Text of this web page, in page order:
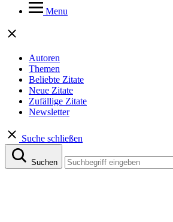
Menu
Autoren
Themen
Beliebte Zitate
Neue Zitate
Zufällige Zitate
Newsletter
Suche schließen
Suchen